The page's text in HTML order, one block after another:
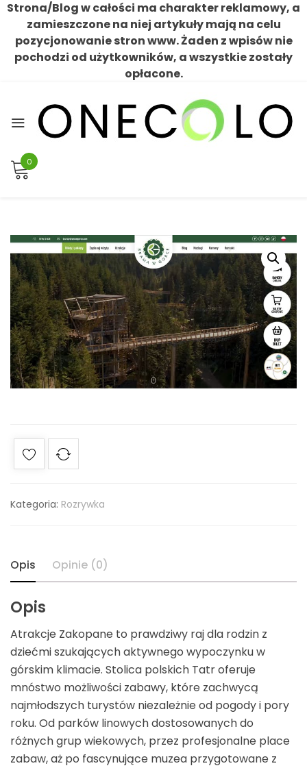
Strona/Blog w całości ma charakter reklamowy, a
zamieszczone na niej artykuły mają na celu
pozycjonowanie stron www. Żaden z wpisów nie
pochodzi od użytkowników, a wszystkie zostały
opłacone.
content
0
Kategoria: Rozrywka
Opis Opinie (0)
Opis
Atrakcje Zakopane to prawdziwy raj dla rodzin z
dziećmi szukających aktywnego wypoczynku w
górskim klimacie. Stolica polskich Tatr oferuje
mnóstwo możliwości zabawy, które zachwycą
najmłodszych turystów niezależnie od pogody i pory
roku. Od parków linowych dostosowanych do
różnych grup wiekowych, przez profesjonalne place
zabaw, aż po fascynujące muzea przygotowane z